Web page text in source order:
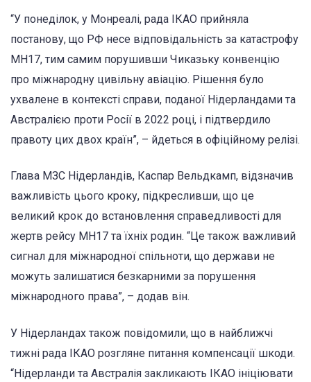
“У понеділок, у Монреалі, рада ІКАО прийняла
постанову, що РФ несе відповідальність за катастрофу
MH17, тим самим порушивши Чиказьку конвенцію
про міжнародну цивільну авіацію. Рішення було
ухвалене в контексті справи, поданої Нідерландами та
Австралією проти Росії в 2022 році, і підтвердило
правоту цих двох країн”, – йдеться в офіційному релізі.
Глава МЗС Нідерландів, Каспар Вельдкамп, відзначив
важливість цього кроку, підкресливши, що це
великий крок до встановлення справедливості для
жертв рейсу MH17 та їхніх родин. “Це також важливий
сигнал для міжнародної спільноти, що держави не
можуть залишатися безкарними за порушення
міжнародного права”, – додав він.
У Нідерландах також повідомили, що в найближчі
тижні рада ІКАО розгляне питання компенсації шкоди.
“Нідерланди та Австралія закликають ІКАО ініціювати